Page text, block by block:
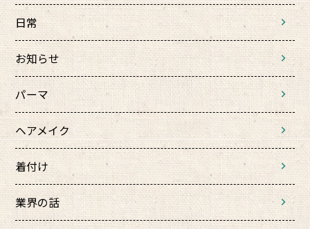
日常
お知らせ
パーマ
ヘアメイク
着付け
業界の話